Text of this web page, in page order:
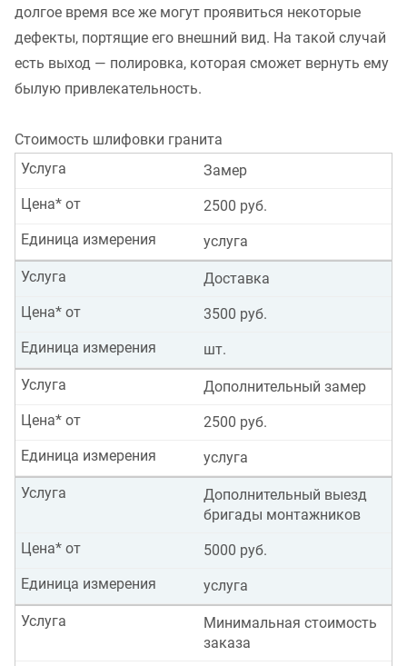
долгое время все же могут проявиться некоторые
дефекты, портящие его внешний вид. На такой случай
есть выход — полировка, которая сможет вернуть ему
былую привлекательность.
Стоимость шлифовки гранита
Замер
Услуга
2500 руб.
Цена* от
услуга
Единица измерения
Доставка
Услуга
3500 руб.
Цена* от
шт.
Единица измерения
Дополнительный замер
Услуга
2500 руб.
Цена* от
услуга
Единица измерения
Дополнительный выезд
бригады монтажников
Услуга
5000 руб.
Цена* от
услуга
Единица измерения
Минимальная стоимость
заказа
Услуга